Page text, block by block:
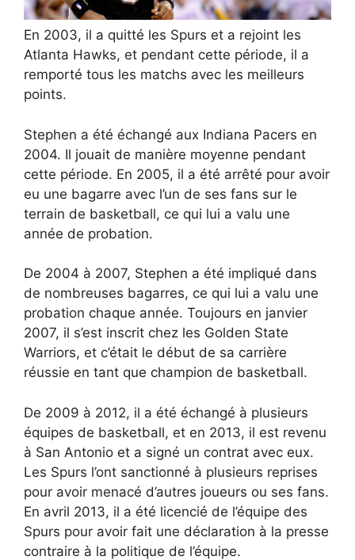
En 2003, il a quitté les Spurs et a rejoint les
Atlanta Hawks, et pendant cette période, il a
remporté tous les matchs avec les meilleurs
points.
Stephen a été échangé aux Indiana Pacers en
2004. Il jouait de manière moyenne pendant
cette période. En 2005, il a été arrêté pour avoir
eu une bagarre avec l’un de ses fans sur le
terrain de basketball, ce qui lui a valu une
année de probation.
De 2004 à 2007, Stephen a été impliqué dans
de nombreuses bagarres, ce qui lui a valu une
probation chaque année. Toujours en janvier
2007, il s’est inscrit chez les Golden State
Warriors, et c’était le début de sa carrière
réussie en tant que champion de basketball.
De 2009 à 2012, il a été échangé à plusieurs
équipes de basketball, et en 2013, il est revenu
à San Antonio et a signé un contrat avec eux.
Les Spurs l’ont sanctionné à plusieurs reprises
pour avoir menacé d’autres joueurs ou ses fans.
En avril 2013, il a été licencié de l’équipe des
Spurs pour avoir fait une déclaration à la presse
contraire à la politique de l’équipe.